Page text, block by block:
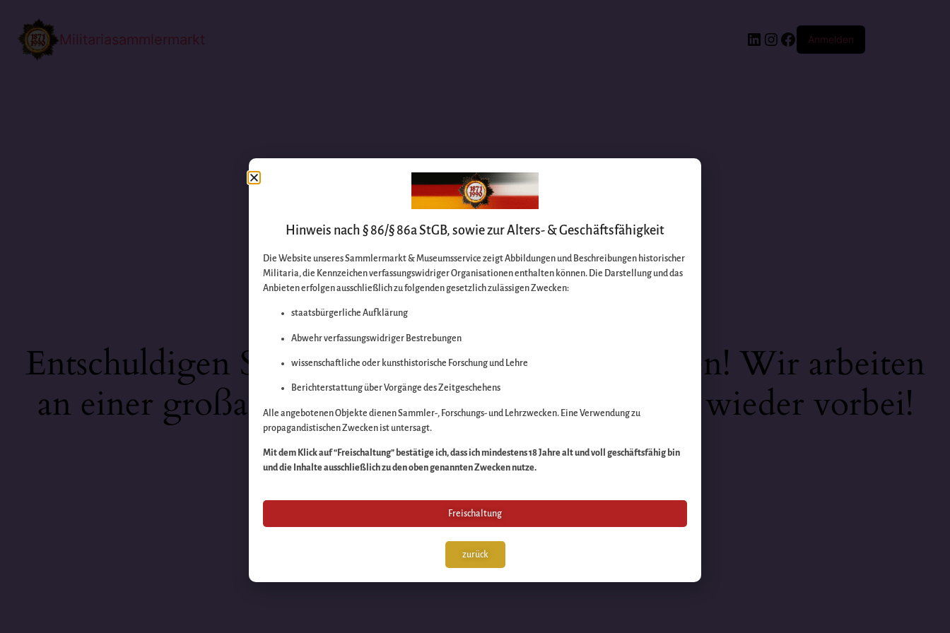
Militariasammlermarkt Anmelden
Entschuldigen Sie bitte die Unannehmlichkeiten! Wir arbeiten
an einer großartigen Sache – schauen Sie bald wieder vorbei!
Hinweis nach § 86/§ 86a StGB, sowie zur Alters- & Geschäftsfähigkeit
Die Website unseres Sammlermarkt & Museumsservice zeigt Abbildungen und Beschreibungen historischer
Militaria, die Kennzeichen verfassungswidriger Organisationen enthalten können. Die Darstellung und das
Anbieten erfolgen ausschließlich zu folgenden gesetzlich zulässigen Zwecken:
staatsbürgerliche Aufklärung
Abwehr verfassungswidriger Bestrebungen
wissenschaftliche oder kunsthistorische Forschung und Lehre
Berichterstattung über Vorgänge des Zeitgeschehens
Alle angebotenen Objekte dienen Sammler-, Forschungs- und Lehrzwecken. Eine Verwendung zu
propagandistischen Zwecken ist untersagt.
Mit dem Klick auf “Freischaltung” bestätige ich, dass ich mindestens 18 Jahre alt und voll geschäftsfähig bin
und die Inhalte ausschließlich zu den oben genannten Zwecken nutze.
Freischaltung
zurück